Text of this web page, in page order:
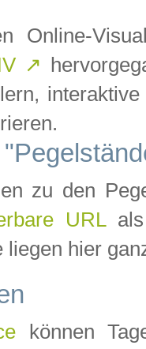
Online-
↗
zu den
URLals
liegen hier
können